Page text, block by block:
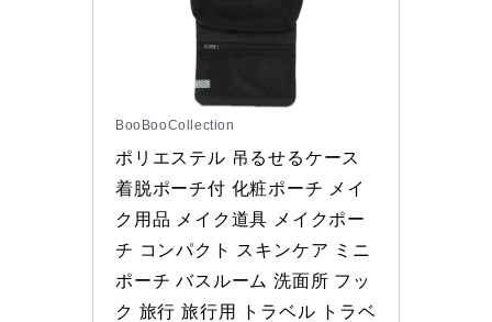
BooBooCollection
ポリエステル 吊るせるケース
着脱ポーチ付 化粧ポーチ メイ
ク用品 メイク道具 メイクポー
チ コンパクト スキンケア ミニ
ポーチ バスルーム 洗面所 フッ
ク 旅行 旅行用 トラベル トラベ